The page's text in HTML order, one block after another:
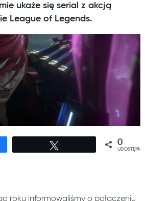
ukaże się serial z akcją
League of Legends.
0
roku informowaliśmy o połączeniu